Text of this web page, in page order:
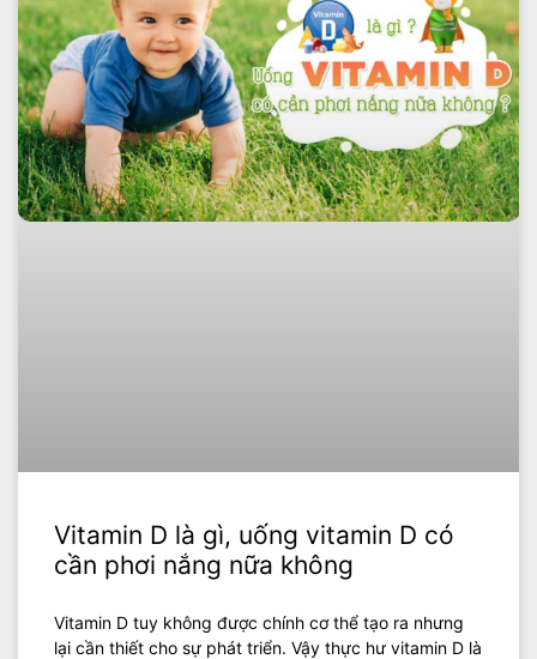
Vitamin D là gì, uống vitamin D có
cần phơi nắng nữa không
Vitamin D tuy không được chính cơ thể tạo ra nhưng
lại cần thiết cho sự phát triển. Vậy thực hư vitamin D là